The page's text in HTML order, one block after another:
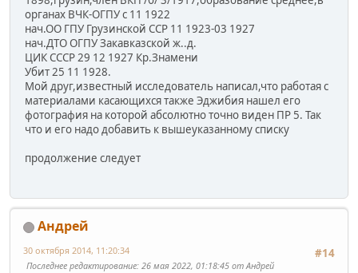
органах ВЧК-ОГПУ с 11 1922
нач.ОО ГПУ Грузинской ССР 11 1923-03 1927
нач.ДТО ОГПУ Закавказской ж..д.
ЦИК СССР 29 12 1927 Кр.Знамени
Убит 25 11 1928.
Мой друг,известный исследователь написал,что работая с
материалами касающихся также Эджибия нашел его
фотография на которой абсолютно точно виден ПР 5. Так
что и его надо добавить к вышеуказанному списку
продолжение следует
Андрей
#14
30 октября 2014, 11:20:34
Последнее редактирование: 26 мая 2022, 01:18:45 от Андрей